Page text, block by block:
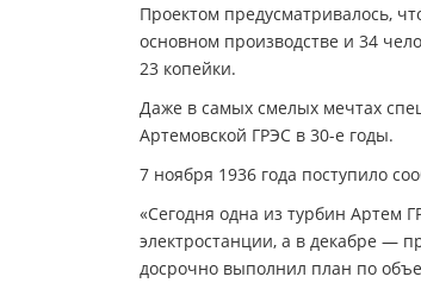
Проектом предусматривалось,
основном производстве и 34
23 копейки.
Даже в самых смелых мечтах
Артемовской ГРЭС в 30-е годы.
7 ноября 1936 года поступило
«Сегодня одна из турбин Артем
электростанции, а в декабре —
досрочно выполнил план по